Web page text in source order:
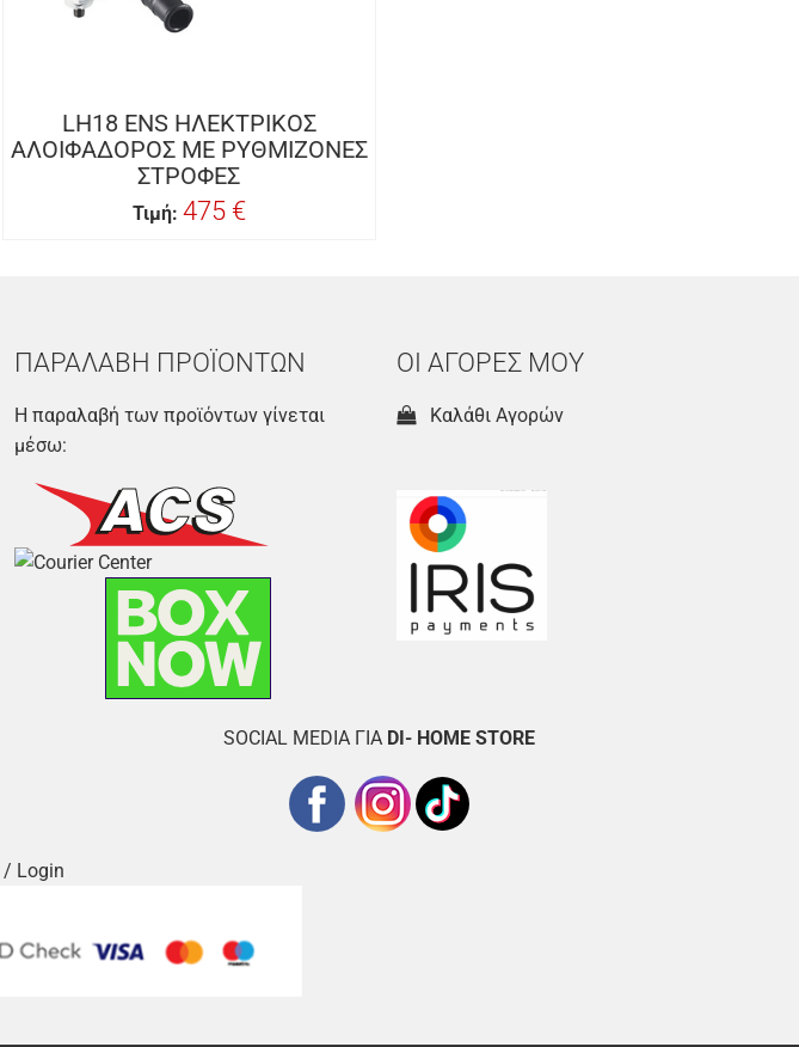
LH18 ENS ΗΛΕΚΤΡΙΚΟΣ
ΑΛΟΙΦΑΔΟΡΟΣ ΜΕ ΡΥΘΜΙΖΟΝΕΣ
ΣΤΡΟΦΕΣ
Τιμή: 475 €
ΠΑΡΑΛΑΒΗ ΠΡΟΪΟΝΤΩΝ
Η παραλαβή των προϊόντων γίνεται
μέσω:
ΟΙ ΑΓΟΡΕΣ ΜΟΥ
Καλάθι Αγορών
SOCIAL MEDIA ΓΙΑ DI- HOME STORE
/ Login